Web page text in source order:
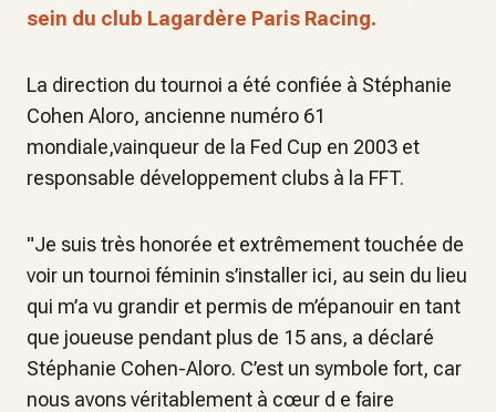
sein du club Lagardère Paris Racing.
La direction du tournoi a été confiée à Stéphanie
Cohen Aloro, ancienne numéro 61
mondiale,vainqueur de la Fed Cup en 2003 et
responsable développement clubs à la FFT.
"Je suis très honorée et extrêmement touchée de
voir un tournoi féminin s’installer ici, au sein du lieu
qui m’a vu grandir et permis de m’épanouir en tant
que joueuse pendant plus de 15 ans, a déclaré
Stéphanie Cohen-Aloro. C’est un symbole fort, car
nous avons véritablement à cœur d e faire